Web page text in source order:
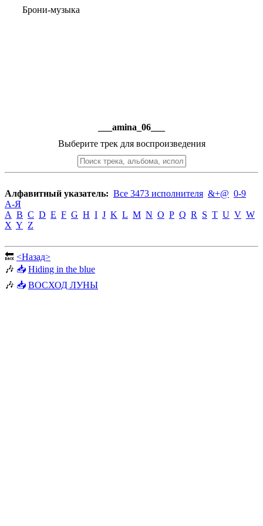
Брони-музыка
___amina_06___
Выберите трек для воспроизведения
Алфавитный указатель: Все 3473 исполнителя &+@ 0-9
А-Я
A B C D E F G H I J K L M N O P Q R S T U V W
X Y Z
🔙 <Назад>
🎶 📥 Hiding in the blue
🎶 📥 ВОСХОД ЛУНЫ